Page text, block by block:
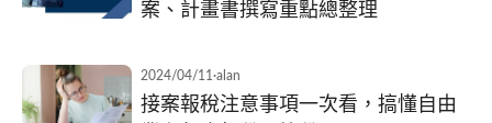
案、計畫書撰寫重點總整理
2024/04/11 ·alan
接案報稅注意事項一次看，搞懂自由